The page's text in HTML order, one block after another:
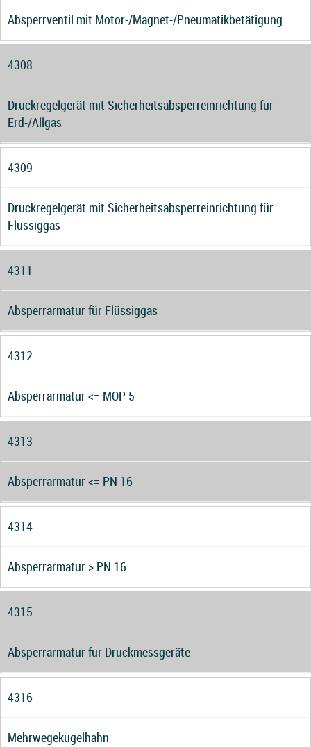
Absperrventil mit Motor-/Magnet-/Pneumatikbetätigung
4308
Druckregelgerät mit Sicherheitsabsperreinrichtung für
Erd-/Allgas
4309
Druckregelgerät mit Sicherheitsabsperreinrichtung für
Flüssiggas
4311
Absperrarmatur für Flüssiggas
4312
Absperrarmatur <= MOP 5
4313
Absperrarmatur <= PN 16
4314
Absperrarmatur > PN 16
4315
Absperrarmatur für Druckmessgeräte
4316
Mehrwegekugelhahn